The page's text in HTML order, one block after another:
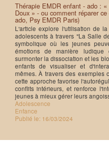
Thérapie EMDR enfant - ado :
Doux » - ou comment réparer
ado, Psy EMDR Paris)
L'article explore l'utilisation de
adolescents à travers "La Salle
symbolique où les jeunes
émotions de manière
surmonter la dissociation et les
enfants de visualiser et
mêmes. À travers des exemples
cette approche favorise
conflits intérieurs, et renforce
jeunes à mieux gérer leurs
Adolescence
Enfance
Publié le: 16/03/2024